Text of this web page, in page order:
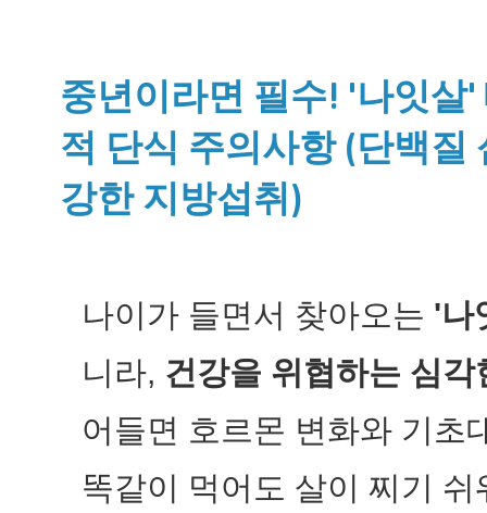
중년이라면 필수! '나잇살
적 단식 주의사항 (단백질
강한 지방섭취)
나이가 들면서 찾아오는 '나
니라, 건강을 위협하는 심각
어들면 호르몬 변화와 기초
똑같이 먹어도 살이 찌기